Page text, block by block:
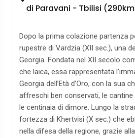
di Paravani - Tbilisi
Dopo la prima colazione partenza
rupestre di Vardzia (XII sec.), una
Georgia. Fondata nel XII secolo
che laica, essa rappresentata
Georgia dell’Età d’Oro, con la sua
affreschi ben conservati, le
le centinaia di dimore. Lungo la
fortezza di Khertvisi (X sec.) che
nella difesa della regione, grazie